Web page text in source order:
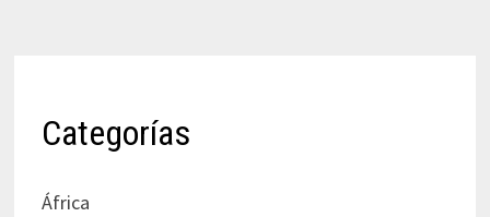
Categorías
África